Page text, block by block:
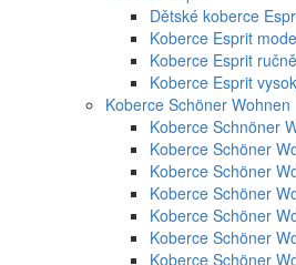
Dětské koberce
Koberce Esprit
Koberce Esprit
Koberce Esprit
Koberce Schöner Wohnen
Koberce Schnöner
Koberce Schöner
Koberce Schöner
Koberce Schöner
Koberce Schöner
Koberce Schöner
Koberce Schöner